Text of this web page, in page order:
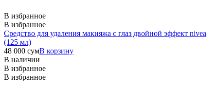
В избранное
В избранное
Средство для удаления макияжа с глаз двойной эффект nivea
(125 мл)
48 000 сумВ корзину
В наличии
В избранное
В избранное